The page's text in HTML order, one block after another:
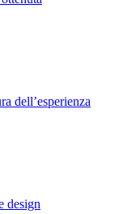
dell’esperienza
design